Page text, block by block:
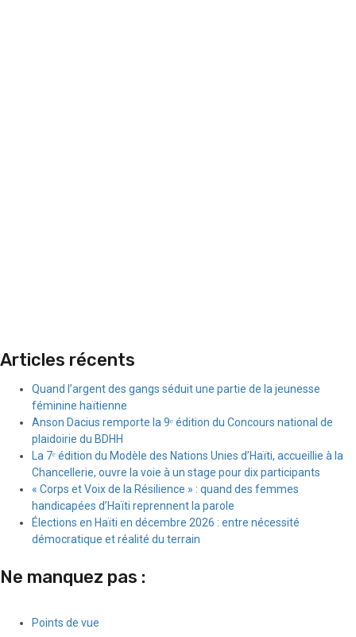
Articles récents
Quand l’argent des gangs séduit une partie de la jeunesse
féminine haïtienne
Anson Dacius remporte la 9ᵉ édition du Concours national de
plaidoirie du BDHH
La 7ᵉ édition du Modèle des Nations Unies d’Haïti, accueillie à la
Chancellerie, ouvre la voie à un stage pour dix participants
« Corps et Voix de la Résilience » : quand des femmes
handicapées d’Haïti reprennent la parole
Élections en Haïti en décembre 2026 : entre nécessité
démocratique et réalité du terrain
Ne manquez pas :
Points de vue